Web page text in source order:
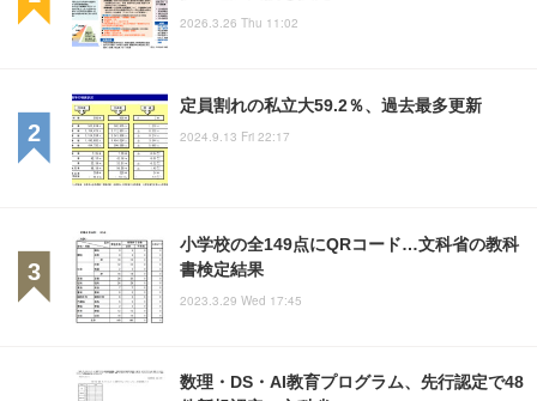
2026.3.26 Thu 11:02
定員割れの私立大59.2％、過去最多更新
2024.9.13 Fri 22:17
小学校の全149点にQRコード…文科省の教科
書検定結果
2023.3.29 Wed 17:45
数理・DS・AI教育プログラム、先行認定で48